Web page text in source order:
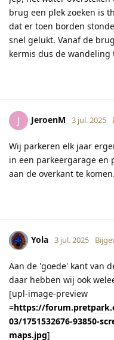
brug een plek zoeken is
dat er toen borden
snel gelukt. Vanaf de
kermis dus de
J JeroenM 3 jul. 2025
Wij parkeren elk jaar
in een parkeergarage en
aan de overkant te komen.
Yola 3 jul. 2025
Aan de 'goede' kant van
daar hebben wij ook
[upl-image-preview
=https://
03/1751532676-93850-
maps.jpg]